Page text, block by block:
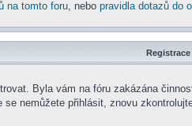
na tomto foru, nebo pravidla dotazů do
Byla vám na fóru zakázána
nemůžete přihlásit, znovu